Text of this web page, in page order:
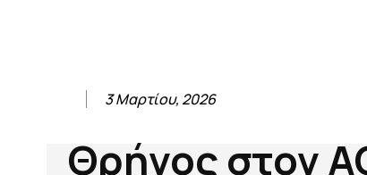
3 Μαρτίου, 2026
Θρήνος στον